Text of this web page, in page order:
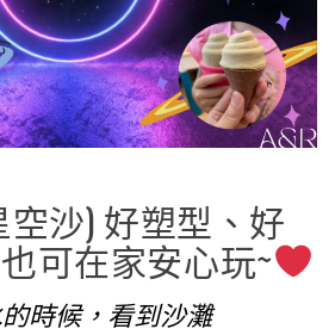
沙) 好塑型、好
可在家安心玩~
時候，看到沙灘